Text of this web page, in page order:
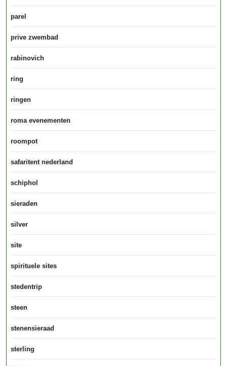
parel
prive zwembad
rabinovich
ring
ringen
roma evenementen
roompot
safaritent nederland
schiphol
sieraden
silver
site
spirituele sites
stedentrip
steen
stenensieraad
sterling